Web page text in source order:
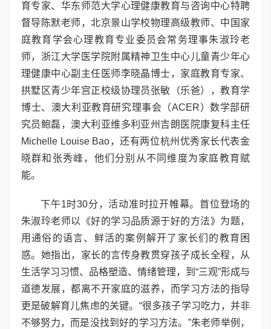
育专家、华东师范大学心理健康教育与咨询中心特聘
督导陈默老师，北京景山学校物理高级教师、中国家
庭教育学会心理教育专业委员会常务理事朱淑玲老
师，浙江大学医学院附属精神卫生中心儿童青少年心
理健康中心副主任医师李晓晶博士，家庭教育专家、
拱墅区青少年宫正校级协理员张敏（乐爸），教育学
博士、澳大利亚教育研究理事会（ACER）数学部研
究员鲍磊，澳大利亚维多利亚州吉朗医院康复科主任
Michelle Louise Bao，还有两位杭州优秀家长代表金
晓群和张秀峰，他们分别从不同维度为家庭教育赋
能。
下午1时30分，活动准时拉开帷幕。首位登场的
朱淑玲老师以《好的学习品质源于好的方法》为题，
用通俗的语言、鲜活的案例解开了家长们的教育困
惑。她指出，家长的言传身教贯穿孩子成长全程，从
生活学习习惯、品格塑造、情绪管理，到“三观”形成与
道德发展，都离不开家庭的滋养，而学习方法的指导
更是破解育儿焦虑的关键。“很多孩子学习吃力，并非
不够努力，而是没找到好的学习方法。”朱老师举例，